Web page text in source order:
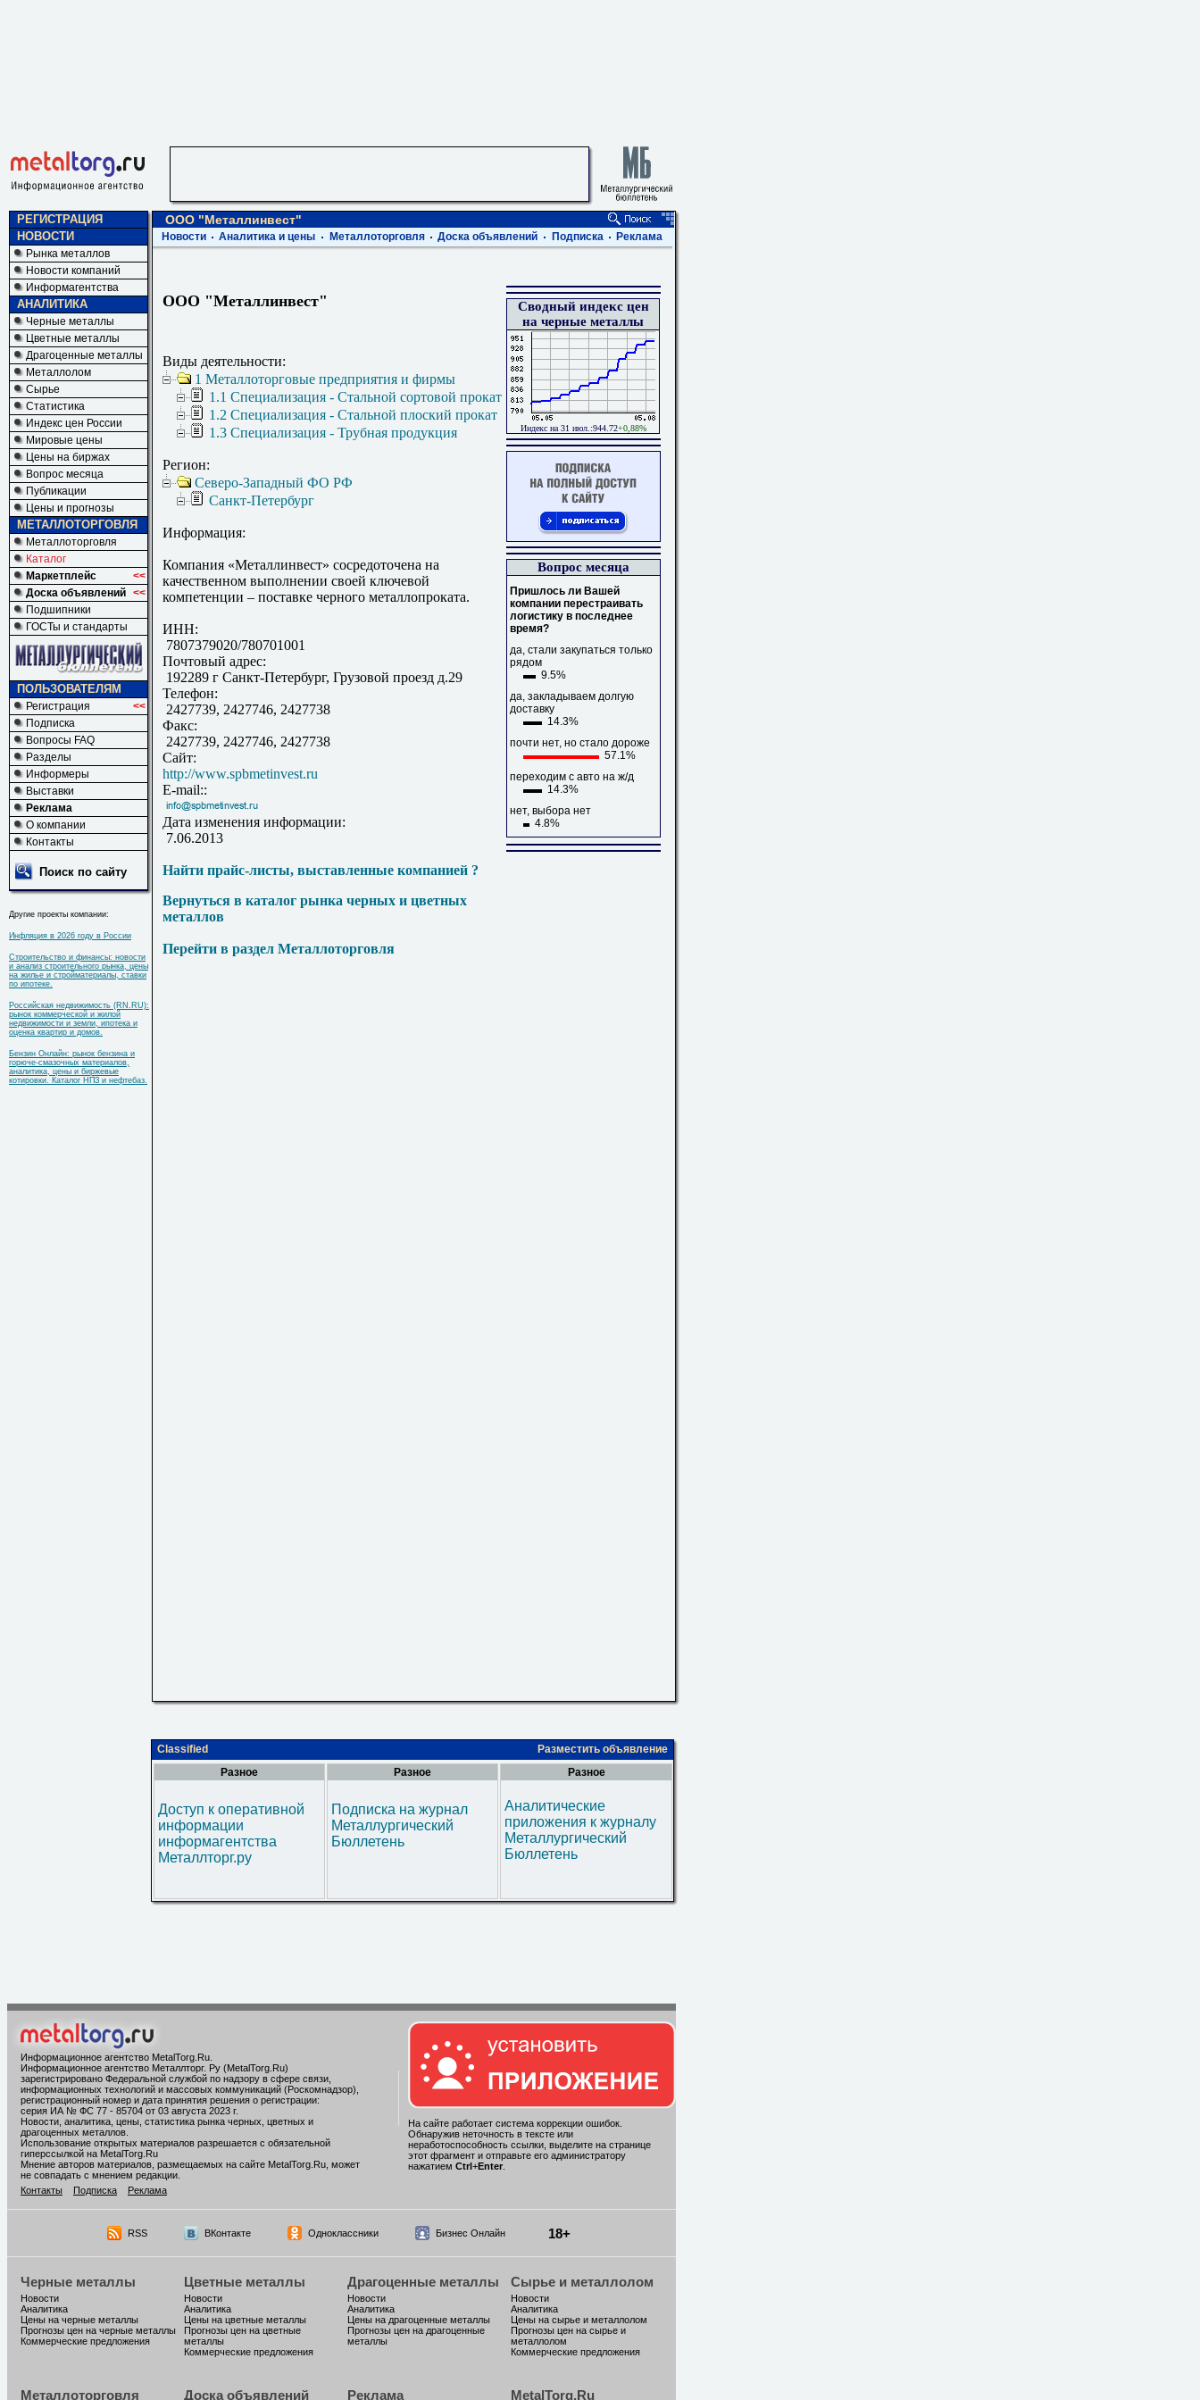
РЕГИСТРАЦИЯ
НОВОСТИ
Рынка металлов
Новости компаний
Информагентства
АНАЛИТИКА
Черные металлы
Цветные металлы
Драгоценные металлы
Металлолом
Сырье
Статистика
Индекс цен России
Мировые цены
Цены на биржах
Вопрос месяца
Публикации
Цены и прогнозы
МЕТАЛЛОТОРГОВЛЯ
Металлоторговля
Каталог
Маркетплейс
<<
Доска объявлений <<
Подшипники
ГОСТы и стандарты
ПОЛЬЗОВАТЕЛЯМ
Регистрация
<<
Подписка
Вопросы FAQ
Разделы
Информеры
Выставки
Реклама
О компании
Контакты
Поиск по сайту
Другие проекты компании:
Инфляция в 2026 году в России
Строительство и финансы: новости
и анализ строительного рынка, цены
на жилье и стройматериалы, ставки
по ипотеке.
Российская недвижимость (RN.RU):
рынок коммерческой и жилой
недвижимости и земли, ипотека и
оценка квартир и домов.
Бензин Онлайн: рынок бензина и
горюче-смазочных материалов,
аналитика, цены и биржевые
котировки. Каталог НПЗ и нефтебаз.
ООО "Металлинвест"
Новости Аналитика и цены Металлоторговля Доска объявлений Подписка Реклама
ООО "Металлинвест"
Виды деятельности:
1 Металлоторговые предприятия и фирмы
1.1 Специализация - Стальной сортовой прокат
1.2 Специализация - Стальной плоский прокат
1.3 Специализация - Трубная продукция
Регион:
Северо-Западный ФО РФ
Санкт-Петербург
Информация:
Компания «Металлинвест» сосредоточена на
качественном выполнении своей ключевой
компетенции – поставке черного металлопроката.
ИНН:
7807379020/780701001
Почтовый адрес:
192289 г Санкт-Петербург, Грузовой проезд д.29
Телефон:
2427739, 2427746, 2427738
Факс:
2427739, 2427746, 2427738
Сайт:
http://www.spbmetinvest.ru
E-mail::
Дата изменения информации:
7.06.2013
Найти прайс-листы, выставленные компанией ?
Вернуться в каталог рынка черных и цветных
металлов
Перейти в раздел Металлоторговля
Сводный индекс цен
на черные металлы
Индекс на 31 июл.:944.72+0,88%
Вопрос месяца
Пришлось ли Вашей
компании перестраивать
логистику в последнее
время?
да, стали закупаться только
рядом
9.5%
да, закладываем долгую
доставку
14.3%
почти нет, но стало дороже
57.1%
переходим с авто на ж/д
14.3%
нет, выбора нет
4.8%
Classified
Разместить объявление
Разное
Доступ к оперативной
информации
информагентства
Металлторг.ру
Разное
Подписка на журнал
Металлургический
Бюллетень
Разное
Аналитические
приложения к журналу
Металлургический
Бюллетень
Информационное агентство MetalTorg.Ru
Информационное агентство Металлторг. Ру (MetalTorg.Ru)
зарегистрировано Федеральной службой по надзору в сфере связи,
информационных технологий и массовых коммуникаций (Роскомнадзор),
регистрационный номер и дата принятия решения о регистрации:
серия ИА № ФС 77 - 85704 от 03 августа 2023 г.
Новости, аналитика, цены, статистика рынка черных, цветных и
драгоценных металлов.
Использование открытых материалов разрешается с обязательной
гиперссылкой на MetalTorg.Ru
Мнение авторов материалов, размещаемых на сайте MetalTorg.Ru, может
не совпадать с мнением редакции.
Контакты
Подписка Реклама
На сайте работает система коррекции ошибок.
Обнаружив неточность в тексте или
неработоспособность ссылки, выделите на странице
этот фрагмент и отправьте его администратору
нажатием Ctrl +Enter.
RSS ВКонтакте Одноклассники Бизнес Онлайн 18+
Черные металлы
Новости
Аналитика
Цены на черные металлы
Прогнозы цен на черные металлы
Коммерческие предложения
Цветные металлы
Новости
Аналитика
Цены на цветные металлы
Прогнозы цен на цветные
металлы
Коммерческие предложения
Драгоценные металлы
Новости
Аналитика
Цены на драгоценные металлы
Прогнозы цен на драгоценные
металлы
Сырье и металлолом
Новости
Аналитика
Цены на сырье и металлолом
Прогнозы цен на сырье и
металлолом
Коммерческие предложения
Металлоторговля Доска объявлений Реклама MetalTorg.Ru